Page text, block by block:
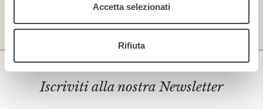
Accetta selezionati
Rifiuta
Iscriviti alla nostra Newsletter